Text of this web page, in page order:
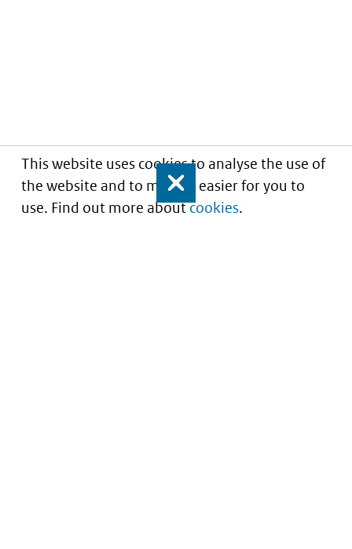
This website uses cookies to analyse the use of
the website and to make it easier for you to
use. Find out more aboutcookies.
Close